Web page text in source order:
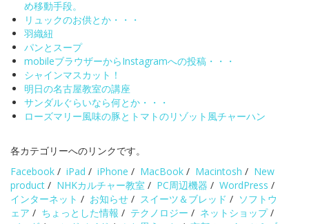
め移動手段。
リュックのお供とか・・・
羽織紐
パンとスープ
mobileブラウザーからInstagramへの投稿・・・
シャインマスカット！
明日の名古屋教室の講座
サンダルぐらいなら何とか・・・
ローズマリー風味の豚とトマトのリゾット風チャーハン
各カテゴリーへのリンクです。
Facebook / iPad / iPhone / MacBook / Macintosh / New
product / NHKカルチャー教室 / PC周辺機器 / WordPress /
インターネット / お知らせ / スイーツ＆ブレッド / ソフトウ
ェア / ちょっとした情報 / テクノロジー / ネットショップ/